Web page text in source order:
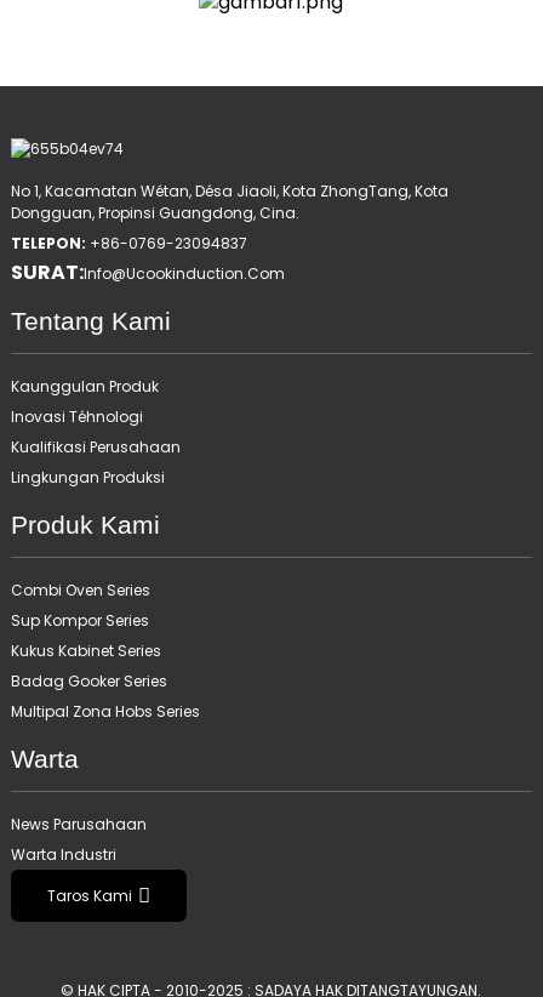
No 1, Kacamatan Wétan, Désa Jiaoli, Kota ZhongTang, Kota
Dongguan, Propinsi Guangdong, Cina.
TELEPON: +86-0769-23094837
SURAT:Info@ucookinduction.com
Tentang Kami
Kaunggulan Produk
Inovasi Téhnologi
Kualifikasi Perusahaan
Lingkungan Produksi
Produk Kami
Combi Oven Series
Sup Kompor Series
Kukus Kabinet Series
Badag Gooker Series
Multipal Zona Hobs Series
Warta
News Parusahaan
Warta Industri
Taros Kami
© HAK CIPTA - 2010-2025 : SADAYA HAK DITANGTAYUNGAN.